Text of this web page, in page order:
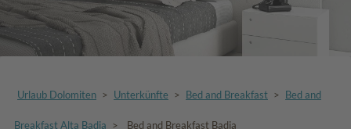
Urlaub Dolomiten > Unterkünfte > Bed and Breakfast > Bed and
Breakfast Alta Badia > Bed and Breakfast Badia